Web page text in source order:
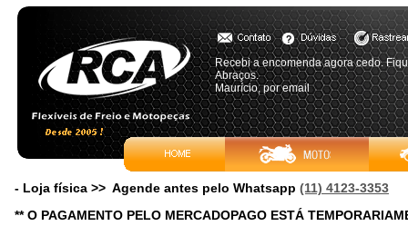
Recebi a encomenda agora cedo.
Abraços.
Maurício, por email
- Loja física >> Agende antes pelo Whatsapp (11) 4123-3353
** O PAGAMENTO PELO MERCADOPAGO ESTÁ